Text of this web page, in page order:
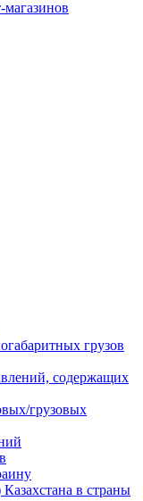
грузов
содержащих
грузовых
в страны